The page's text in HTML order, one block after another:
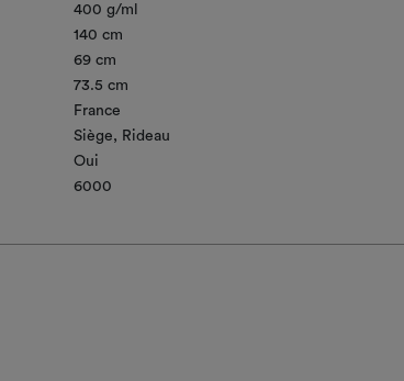
400 g/ml
140 cm
69 cm
73.5 cm
France
Siège
Rideau
Oui
6000